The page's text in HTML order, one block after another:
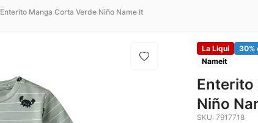
Enterito Manga Corta Verde Niño Name It
La Liqui
30%
Nameit
Enterito
Niño
SKU:7917718